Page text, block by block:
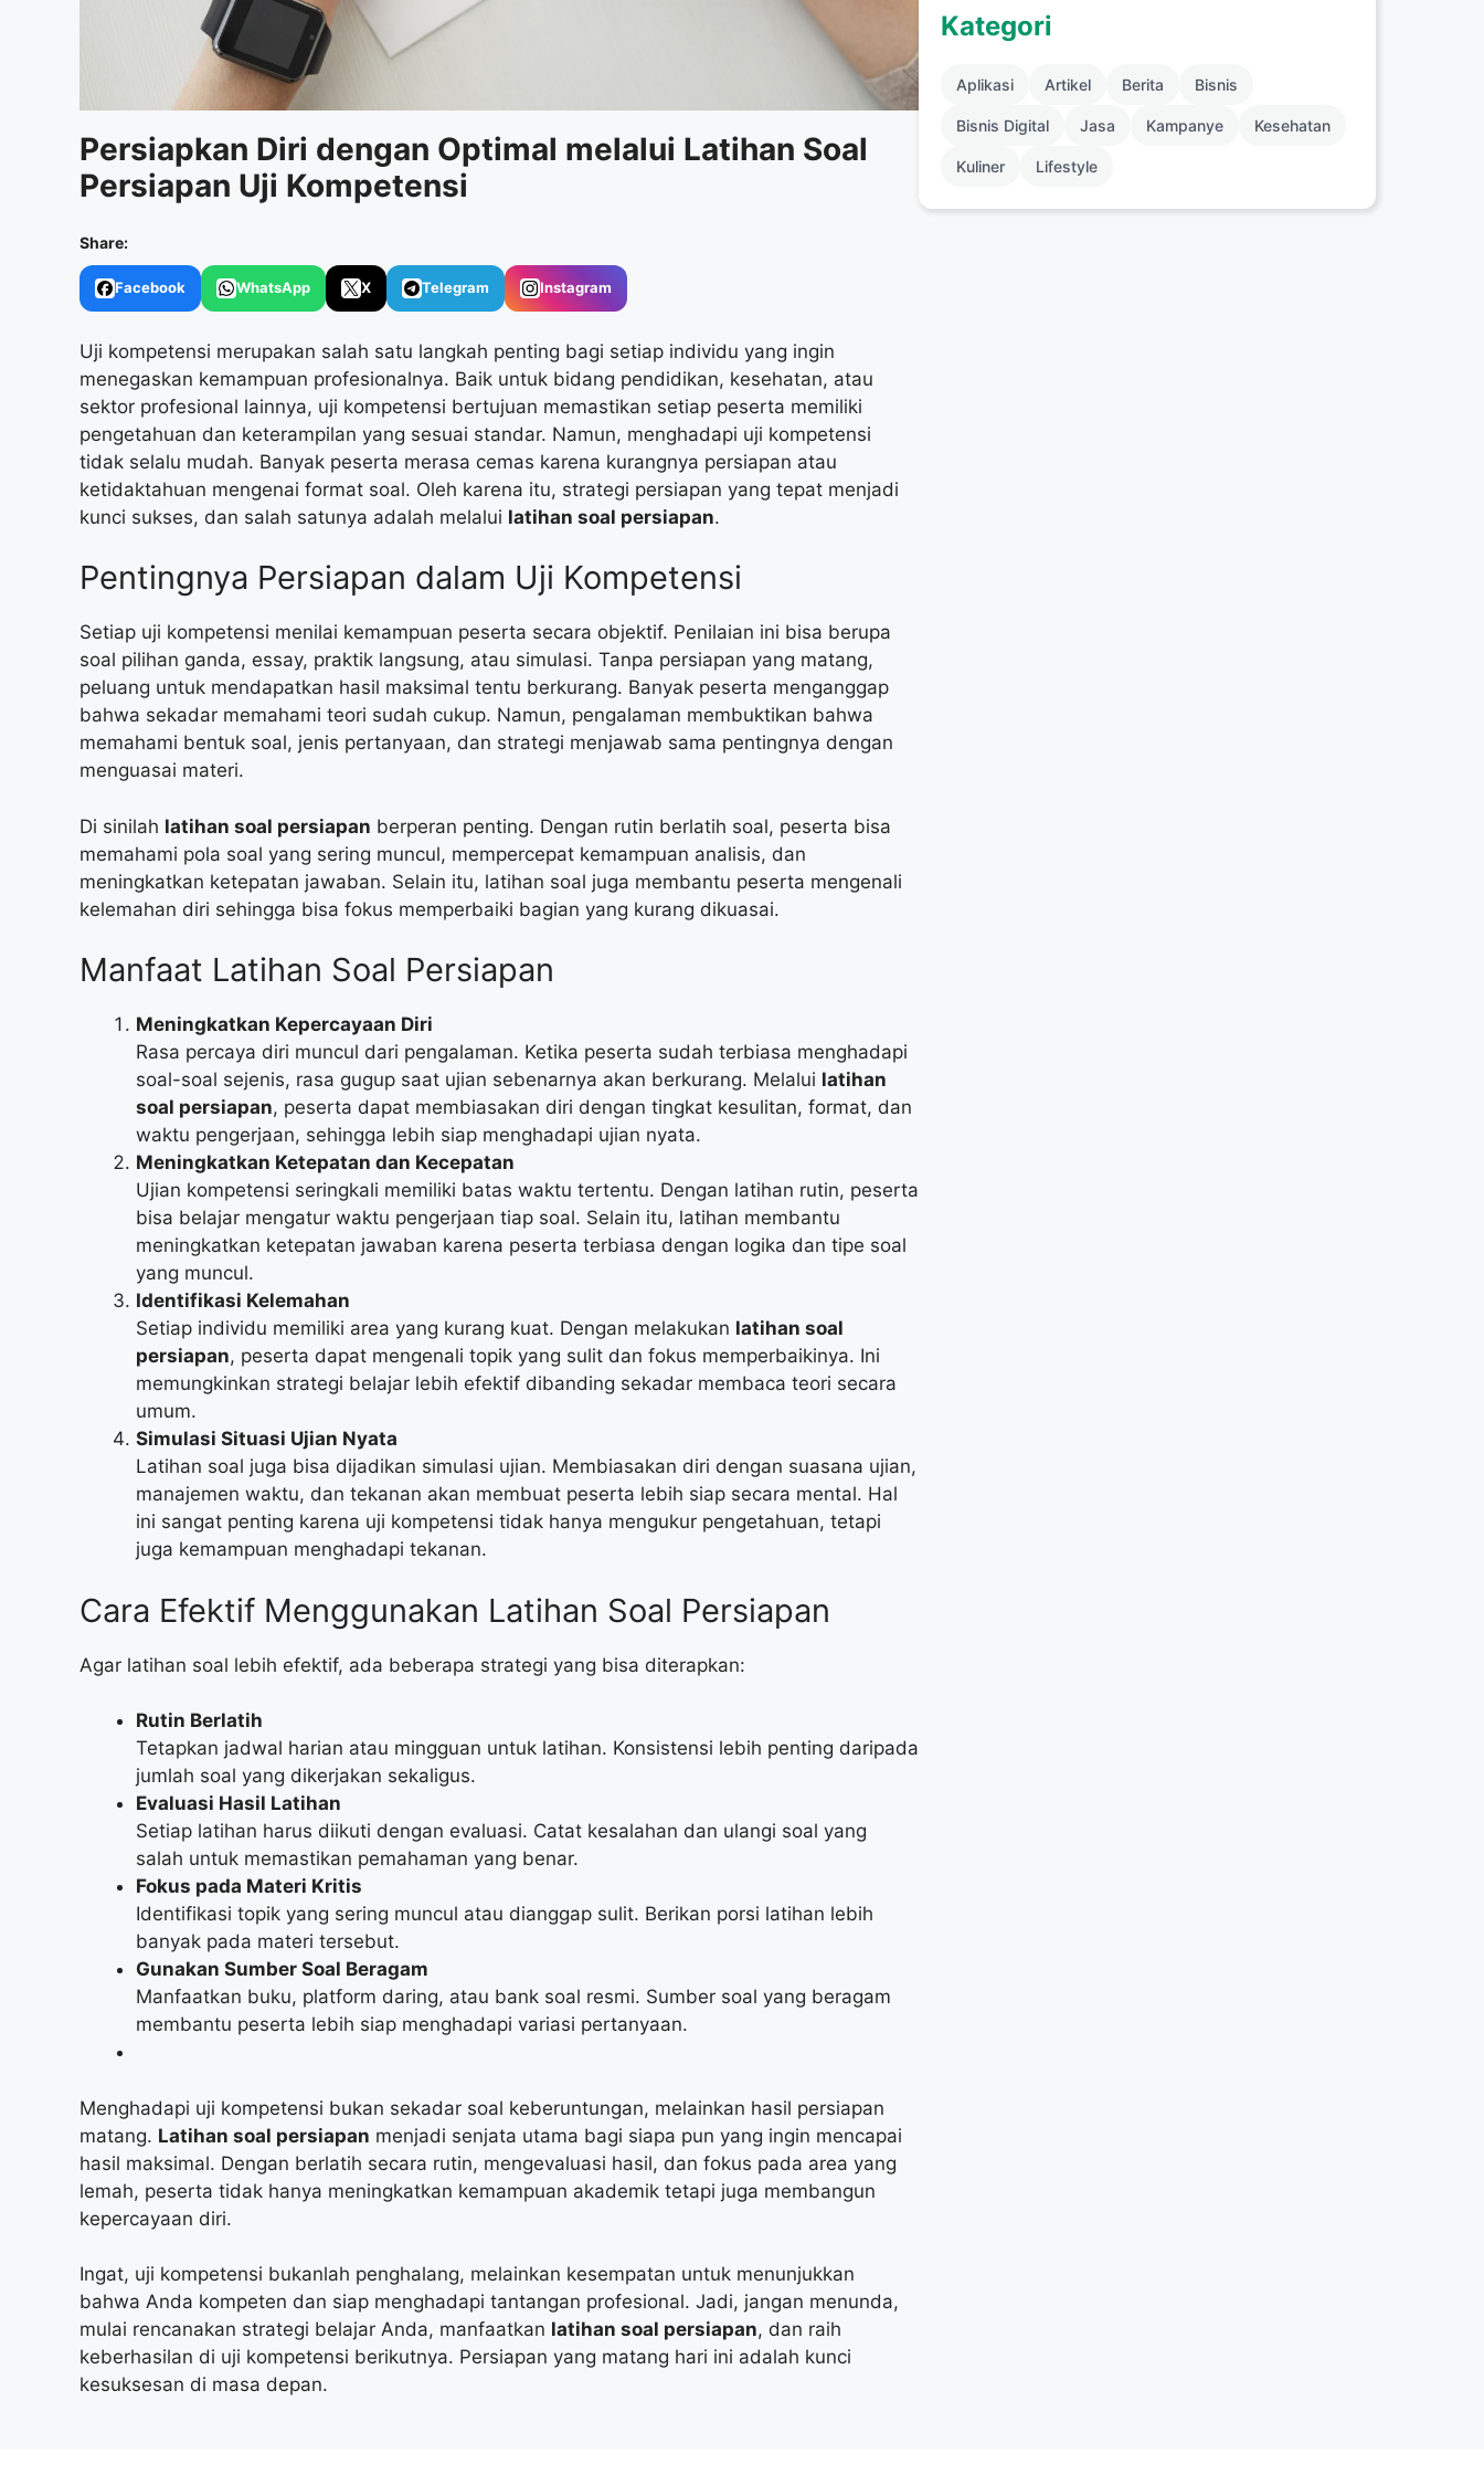
Persiapkan Diri dengan Optimal melalui Latihan Soal
Persiapan Uji Kompetensi
Share:
Facebook WhatsApp X Telegram Instagram
Uji kompetensi merupakan salah satu langkah penting bagi setiap individu yang ingin
menegaskan kemampuan profesionalnya. Baik untuk bidang pendidikan, kesehatan, atau
sektor profesional lainnya, uji kompetensi bertujuan memastikan setiap peserta memiliki
pengetahuan dan keterampilan yang sesuai standar. Namun, menghadapi uji kompetensi
tidak selalu mudah. Banyak peserta merasa cemas karena kurangnya persiapan atau
ketidaktahuan mengenai format soal. Oleh karena itu, strategi persiapan yang tepat menjadi
kunci sukses, dan salah satunya adalah melalui latihan soal persiapan.
Pentingnya Persiapan dalam Uji Kompetensi
Setiap uji kompetensi menilai kemampuan peserta secara objektif. Penilaian ini bisa berupa
soal pilihan ganda, essay, praktik langsung, atau simulasi. Tanpa persiapan yang matang,
peluang untuk mendapatkan hasil maksimal tentu berkurang. Banyak peserta menganggap
bahwa sekadar memahami teori sudah cukup. Namun, pengalaman membuktikan bahwa
memahami bentuk soal, jenis pertanyaan, dan strategi menjawab sama pentingnya dengan
menguasai materi.
Di sinilah latihan soal persiapan berperan penting. Dengan rutin berlatih soal, peserta bisa
memahami pola soal yang sering muncul, mempercepat kemampuan analisis, dan
meningkatkan ketepatan jawaban. Selain itu, latihan soal juga membantu peserta mengenali
kelemahan diri sehingga bisa fokus memperbaiki bagian yang kurang dikuasai.
Manfaat Latihan Soal Persiapan
Meningkatkan Kepercayaan Diri
Rasa percaya diri muncul dari pengalaman. Ketika peserta sudah terbiasa menghadapi
soal-soal sejenis, rasa gugup saat ujian sebenarnya akan berkurang. Melalui latihan
soal persiapan, peserta dapat membiasakan diri dengan tingkat kesulitan, format, dan
waktu pengerjaan, sehingga lebih siap menghadapi ujian nyata.
Meningkatkan Ketepatan dan Kecepatan
Ujian kompetensi seringkali memiliki batas waktu tertentu. Dengan latihan rutin, peserta
bisa belajar mengatur waktu pengerjaan tiap soal. Selain itu, latihan membantu
meningkatkan ketepatan jawaban karena peserta terbiasa dengan logika dan tipe soal
yang muncul.
Identifikasi Kelemahan
Setiap individu memiliki area yang kurang kuat. Dengan melakukan latihan soal
persiapan, peserta dapat mengenali topik yang sulit dan fokus memperbaikinya. Ini
memungkinkan strategi belajar lebih efektif dibanding sekadar membaca teori secara
umum.
Simulasi Situasi Ujian Nyata
Latihan soal juga bisa dijadikan simulasi ujian. Membiasakan diri dengan suasana ujian,
manajemen waktu, dan tekanan akan membuat peserta lebih siap secara mental. Hal
ini sangat penting karena uji kompetensi tidak hanya mengukur pengetahuan, tetapi
juga kemampuan menghadapi tekanan.
Cara Efektif Menggunakan Latihan Soal Persiapan
Agar latihan soal lebih efektif, ada beberapa strategi yang bisa diterapkan:
Rutin Berlatih
Tetapkan jadwal harian atau mingguan untuk latihan. Konsistensi lebih penting daripada
jumlah soal yang dikerjakan sekaligus.
Evaluasi Hasil Latihan
Setiap latihan harus diikuti dengan evaluasi. Catat kesalahan dan ulangi soal yang
salah untuk memastikan pemahaman yang benar.
Fokus pada Materi Kritis
Identifikasi topik yang sering muncul atau dianggap sulit. Berikan porsi latihan lebih
banyak pada materi tersebut.
Gunakan Sumber Soal Beragam
Manfaatkan buku, platform daring, atau bank soal resmi. Sumber soal yang beragam
membantu peserta lebih siap menghadapi variasi pertanyaan.
Menghadapi uji kompetensi bukan sekadar soal keberuntungan, melainkan hasil persiapan
matang. Latihan soal persiapan menjadi senjata utama bagi siapa pun yang ingin mencapai
hasil maksimal. Dengan berlatih secara rutin, mengevaluasi hasil, dan fokus pada area yang
lemah, peserta tidak hanya meningkatkan kemampuan akademik tetapi juga membangun
kepercayaan diri.
Ingat, uji kompetensi bukanlah penghalang, melainkan kesempatan untuk menunjukkan
bahwa Anda kompeten dan siap menghadapi tantangan profesional. Jadi, jangan menunda,
mulai rencanakan strategi belajar Anda, manfaatkan latihan soal persiapan, dan raih
keberhasilan di uji kompetensi berikutnya. Persiapan yang matang hari ini adalah kunci
kesuksesan di masa depan.
Kategori
Aplikasi Artikel Berita Bisnis
Bisnis Digital Jasa Kampanye Kesehatan
Kuliner Lifestyle